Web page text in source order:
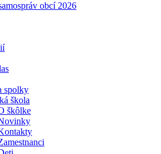
obcí 2026
spolky
škola
škôlke